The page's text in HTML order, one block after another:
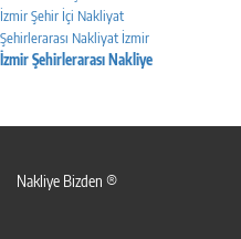
İzmir Şehir İçi Nakliyat
Şehirlerarası Nakliyat İzmir
İzmir Şehirlerarası Nakliye
Nakliye Bizden ®